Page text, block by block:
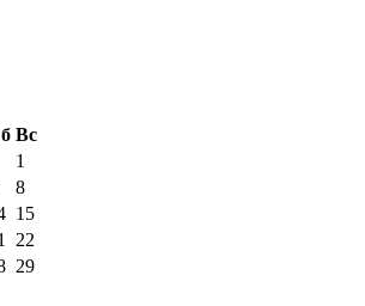
Вс
1
8
15
22
29